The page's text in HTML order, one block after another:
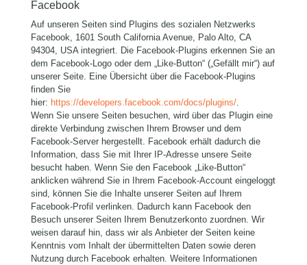
Facebook
Auf unseren Seiten sind Plugins des sozialen Netzwerks
Facebook, 1601 South California Avenue, Palo Alto, CA
94304, USA integriert. Die Facebook-Plugins erkennen Sie an
dem Facebook-Logo oder dem „Like-Button“ („Gefällt mir“) auf
unserer Seite. Eine Übersicht über die Facebook-Plugins
finden Sie
hier: https://developers.facebook.com/docs/plugins/.
Wenn Sie unsere Seiten besuchen, wird über das Plugin eine
direkte Verbindung zwischen Ihrem Browser und dem
Facebook-Server hergestellt. Facebook erhält dadurch die
Information, dass Sie mit Ihrer IP-Adresse unsere Seite
besucht haben. Wenn Sie den Facebook „Like-Button“
anklicken während Sie in Ihrem Facebook-Account eingeloggt
sind, können Sie die Inhalte unserer Seiten auf Ihrem
Facebook-Profil verlinken. Dadurch kann Facebook den
Besuch unserer Seiten Ihrem Benutzerkonto zuordnen. Wir
weisen darauf hin, dass wir als Anbieter der Seiten keine
Kenntnis vom Inhalt der übermittelten Daten sowie deren
Nutzung durch Facebook erhalten. Weitere Informationen